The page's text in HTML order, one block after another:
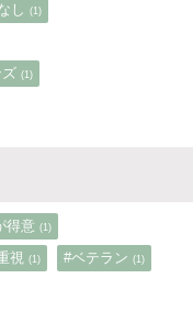
し (1)
(1)
得意 (1)
視 (1) #ベテラン (1)